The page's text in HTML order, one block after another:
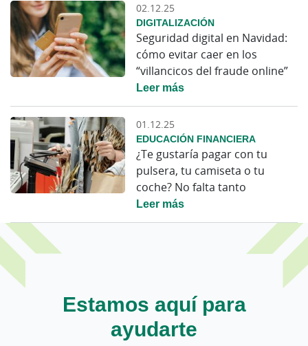
02.12.25
DIGITALIZACIÓN
Seguridad digital en Navidad:
cómo evitar caer en los
“villancicos del fraude online”
Leer más
01.12.25
EDUCACIÓN FINANCIERA
¿Te gustaría pagar con tu
pulsera, tu camiseta o tu
coche? No falta tanto
Leer más
Estamos aquí para
ayudarte